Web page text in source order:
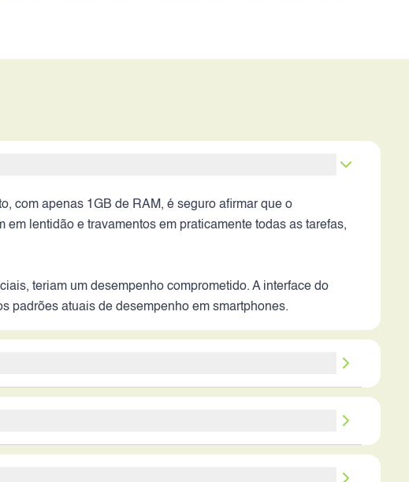
com apenas 1GB de RAM, é seguro afirmar que o
lentidão e travamentos em praticamente todas as tarefas,
teriam um desempenho comprometido. A interface do
padrões atuais de desempenho em smartphones.
condições de pouca luz, a qualidade da imagem seria